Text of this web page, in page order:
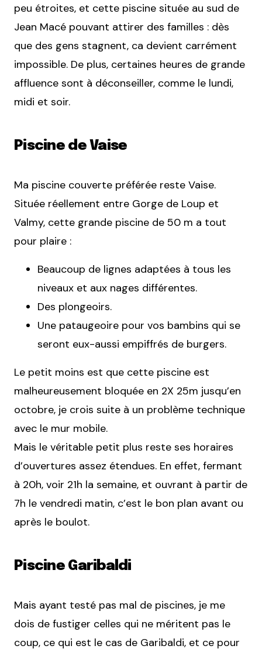
peu étroites, et cette piscine située au sud de
Jean Macé pouvant attirer des familles : dès
que des gens stagnent, ca devient carrément
impossible. De plus, certaines heures de grande
affluence sont à déconseiller, comme le lundi,
midi et soir.
Piscine de Vaise
Ma piscine couverte préférée reste Vaise.
Située réellement entre Gorge de Loup et
Valmy, cette grande piscine de 50 m a tout
pour plaire :
Beaucoup de lignes adaptées à tous les
niveaux et aux nages différentes.
Des plongeoirs.
Une pataugeoire pour vos bambins qui se
seront eux-aussi empiffrés de burgers.
Le petit moins est que cette piscine est
malheureusement bloquée en 2X 25m jusqu’en
octobre, je crois suite à un problème technique
avec le mur mobile.
Mais le véritable petit plus reste ses horaires
d’ouvertures assez étendues. En effet, fermant
à 20h, voir 21h la semaine, et ouvrant à partir de
7h le vendredi matin, c’est le bon plan avant ou
après le boulot.
Piscine Garibaldi
Mais ayant testé pas mal de piscines, je me
dois de fustiger celles qui ne méritent pas le
coup, ce qui est le cas de Garibaldi, et ce pour